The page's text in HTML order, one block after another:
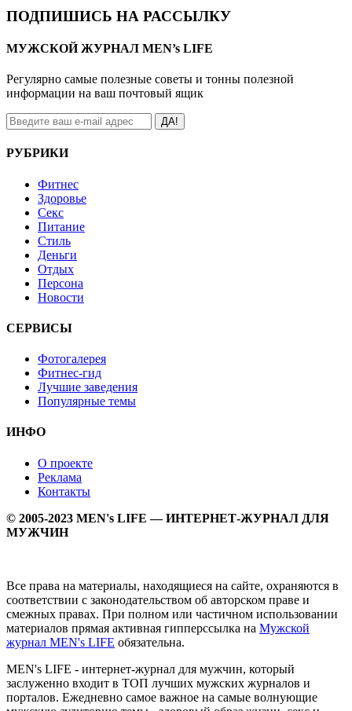
ПОДПИШИСЬ НА РАССЫЛКУ
МУЖСКОЙ ЖУРНАЛ MEN’s LIFE
Регулярно самые полезные советы и тонны полезной
информации на ваш почтовый ящик
ДА!
РУБРИКИ
Фитнес
Здоровье
Секс
Питание
Стиль
Деньги
Отдых
Персона
Новости
СЕРВИСЫ
Фотогалерея
Фитнес-гид
Лучшие заведения
Популярные темы
ИНФО
О проекте
Реклама
Контакты
© 2005-2023 MEN's LIFE — ИНТЕРНЕТ-ЖУРНАЛ ДЛЯ
МУЖЧИН
Все права на материалы, находящиеся на сайте, охраняются в
соответствии с законодательством об авторском праве и
смежных правах. При полном или частичном использовании
материалов прямая активная гипперссылка на Мужской
журнал MEN's LIFE обязательна.
MEN's LIFE - интернет-журнал для мужчин, который
заслуженно входит в ТОП лучших мужских журналов и
порталов. Ежедневно самое важное на самые волнующие